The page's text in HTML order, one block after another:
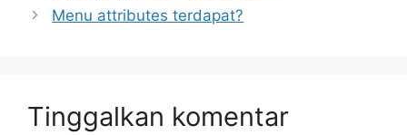
Menu attributes terdapat?
Tinggalkan komentar